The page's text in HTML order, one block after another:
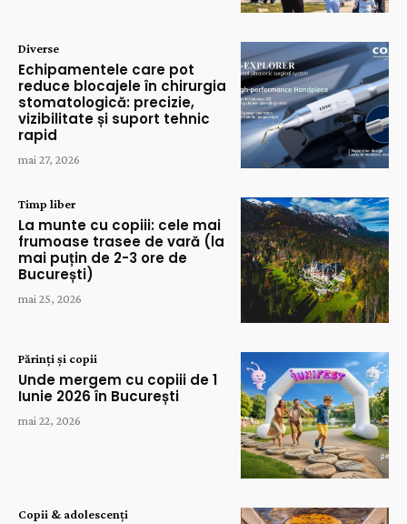
Diverse
Echipamentele care pot
reduce blocajele în chirurgia
stomatologică: precizie,
vizibilitate și suport tehnic
rapid
mai 27, 2026
Timp liber
La munte cu copiii: cele mai
frumoase trasee de vară (la
mai puțin de 2-3 ore de
București)
mai 25, 2026
Părinți și copii
Unde mergem cu copiii de 1
Iunie 2026 în București
mai 22, 2026
Copii & adolescenți